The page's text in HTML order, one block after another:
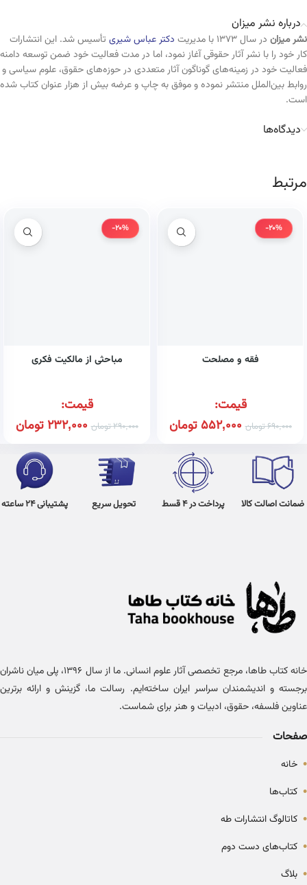
درباره نشر میزان
نشر میزان در سال ۱۳۷۳ با مدیریت دکتر عباس شیری تأسیس شد. این انتشارات
کار خود را با نشر آثار حقوقی آغاز نمود، اما در مدت فعالیت خود ضمن توسعه دامنه
فعالیت خود در زمینه‌های گوناگون آثار متعددی در حوزه‌های حقوق، علوم سیاسی و
روابط بین‌الملل منتشر نموده و موفق به چاپ و عرضه بیش از هزار عنوان کتاب شده
است.
دیدگاه‌ها
مرتبط
-20%
فقه و مصلحت
قیمت:
690,000تومان 552,000 تومان
-20%
مباحثی از مالکیت فکری
قیمت:
290,000تومان 232,000تومان
ضمانت اصالت کالا پرداخت در 4 قسط تحویل سریع پشتیبانی 24 ساعته
خانه کتاب طاها، مرجع تخصصی آثار علوم انسانی. ما از سال ۱۳۹۶، پلی میان ناشران
برجسته و اندیشمندان سراسر ایران ساخته‌ایم. رسالت ما، گزینش و ارائه برترین
عناوین فلسفه، حقوق، ادبیات و هنر برای شماست.
صفحات
• خانه
• کتاب‌ها
• کاتالوگ انتشارات طه
• کتاب‌های دست دوم
• بلاگ